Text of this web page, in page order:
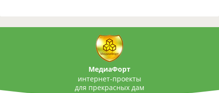
МедиаФорт
интернет-проекты
для прекрасных дам